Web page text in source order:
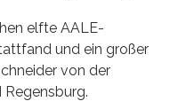
elfte AALE-
und ein großer
von der